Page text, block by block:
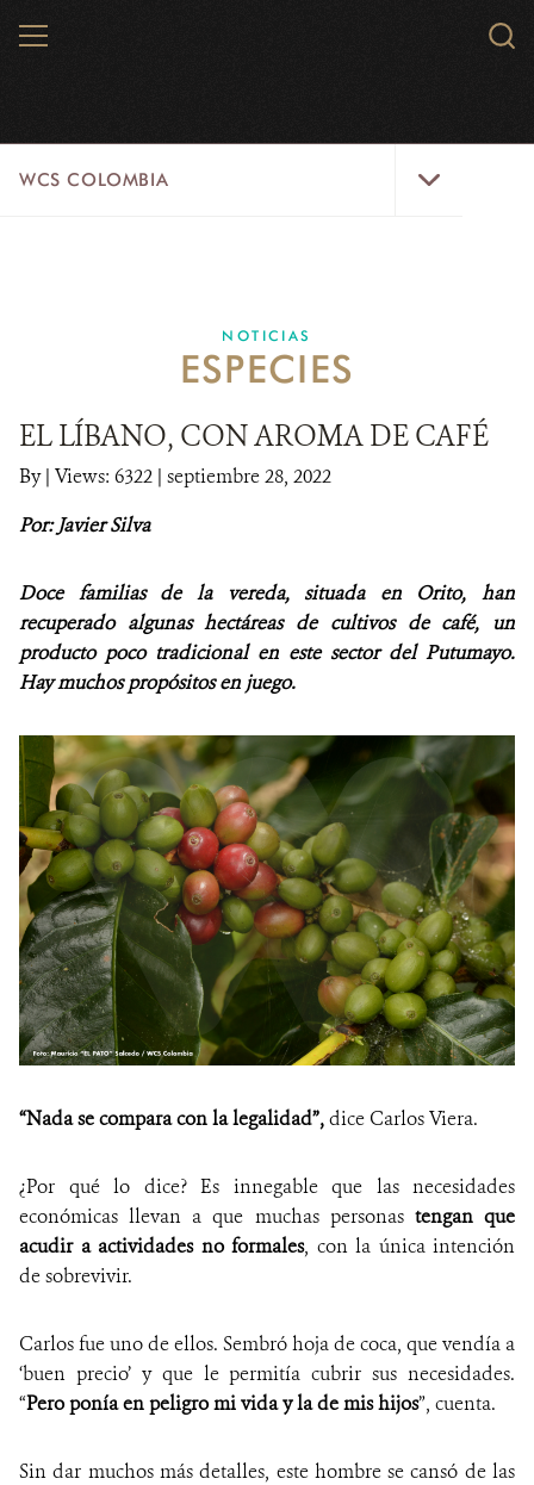
MENU
WCS COLOMBIA
EJES ESTRATÉGICOS
LÍNEAS DE ACCIÓN
NOTICIAS
PUBLICACIONES
ALIADOS Y ALIANZAS
COBERTURA EN MEDIOS DE COMUNICACIÓN
INFORME ANUAL WCS
MECANISMO DE ATENCIÓN DE QUEJAS Y RECLAMOS
DONA
NOTICIAS
ESPECIES
EL LÍBANO, CON AROMA DE CAFÉ
By| Views: 6322 | septiembre 28, 2022
Por: Javier Silva
Doce familias de la vereda, situada en Orito, han
recuperado algunas hectáreas de cultivos de café, un
producto poco tradicional en este sector del Putumayo.
Hay muchos propósitos en juego.
“Nada se compara con la legalidad”,dice Carlos Viera.
¿Por qué lo dice? Es innegable que las necesidades
económicas llevan a que muchas personas tengan que
acudir a actividades no formales, con la única intención
de sobrevivir.
Carlos fue uno de ellos. Sembró hoja de coca, que vendía a
‘buen precio’ y que le permitía cubrir sus necesidades.
“Pero ponía en peligro mi vida y la de mis hijos”, cuenta.
Sin dar muchos más detalles, este hombre se cansó de las